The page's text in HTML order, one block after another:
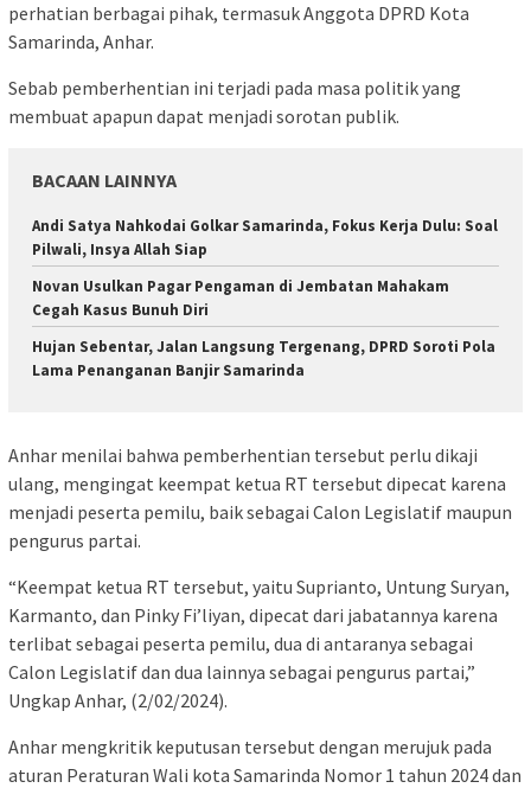
perhatian berbagai pihak, termasuk Anggota DPRD Kota
Samarinda, Anhar.
Sebab pemberhentian ini terjadi pada masa politik yang
membuat apapun dapat menjadi sorotan publik.
BACAAN LAINNYA
Andi Satya Nahkodai Golkar Samarinda, Fokus Kerja Dulu: Soal
Pilwali, Insya Allah Siap
Novan Usulkan Pagar Pengaman di Jembatan Mahakam
Cegah Kasus Bunuh Diri
Hujan Sebentar, Jalan Langsung Tergenang, DPRD Soroti Pola
Lama Penanganan Banjir Samarinda
Anhar menilai bahwa pemberhentian tersebut perlu dikaji
ulang, mengingat keempat ketua RT tersebut dipecat karena
menjadi peserta pemilu, baik sebagai Calon Legislatif maupun
pengurus partai.
“Keempat ketua RT tersebut, yaitu Suprianto, Untung Suryan,
Karmanto, dan Pinky Fi’liyan, dipecat dari jabatannya karena
terlibat sebagai peserta pemilu, dua di antaranya sebagai
Calon Legislatif dan dua lainnya sebagai pengurus partai,”
Ungkap Anhar, (2/02/2024).
Anhar mengkritik keputusan tersebut dengan merujuk pada
aturan Peraturan Wali kota Samarinda Nomor 1 tahun 2024 dan